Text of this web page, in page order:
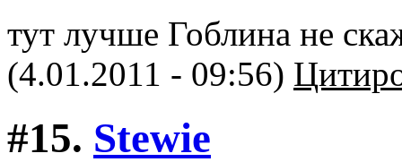
тут лучше Гоблина не
(4.01.2011 - 09:56)
#15. Stewie